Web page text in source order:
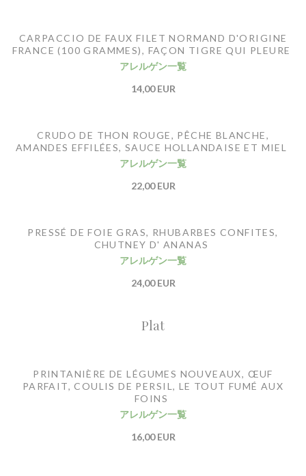
CARPACCIO DE FAUX FILET NORMAND D'ORIGINE
FRANCE (100 GRAMMES), FAÇON TIGRE QUI PLEURE
アレルゲン一覧
14,00 EUR
CRUDO DE THON ROUGE, PÊCHE BLANCHE,
AMANDES EFFILÉES, SAUCE HOLLANDAISE ET MIEL
アレルゲン一覧
22,00 EUR
PRESSÉ DE FOIE GRAS, RHUBARBES CONFITES,
CHUTNEY D' ANANAS
アレルゲン一覧
24,00 EUR
Plat
PRINTANIÈRE DE LÉGUMES NOUVEAUX, ŒUF
PARFAIT, COULIS DE PERSIL, LE TOUT FUMÉ AUX
FOINS
アレルゲン一覧
16,00 EUR